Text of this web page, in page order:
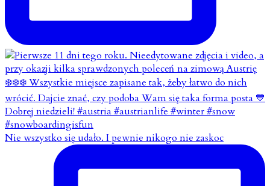
Nie wszystko się udało. I pewnie nikogo nie zaskoc